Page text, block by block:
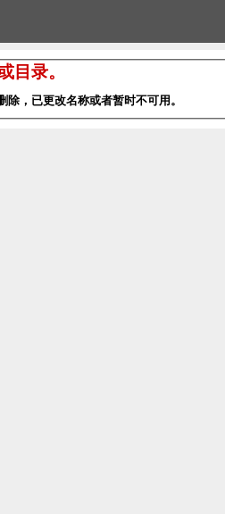
目录。
，已更改名称或者暂时不可用。